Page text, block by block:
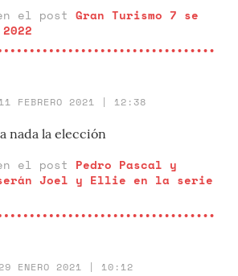
el post Gran Turismo 7 se
11 FEBRERO 2021 | 12:38
nada la elección
el post Pedro Pascal y
serán Joel y Ellie en la serie
29 ENERO 2021 | 10:12